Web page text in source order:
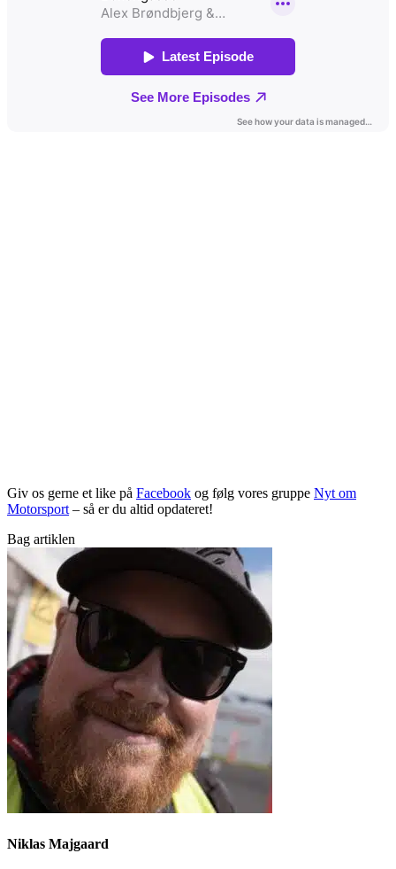
Giv os gerne et like på Facebook og følg vores gruppe Nyt om
Motorsport– så er du altid opdateret!
Bag artiklen
Niklas Majgaard